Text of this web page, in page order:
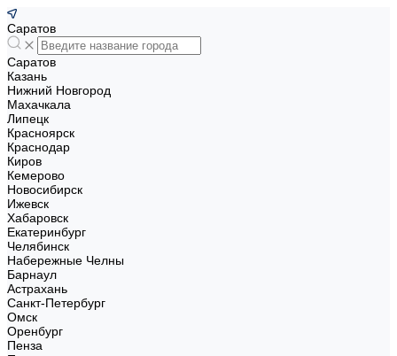
Саратов
Саратов
Казань
Нижний Новгород
Махачкала
Липецк
Красноярск
Краснодар
Киров
Кемерово
Новосибирск
Ижевск
Хабаровск
Екатеринбург
Челябинск
Набережные Челны
Барнаул
Астрахань
Санкт-Петербург
Омск
Оренбург
Пенза